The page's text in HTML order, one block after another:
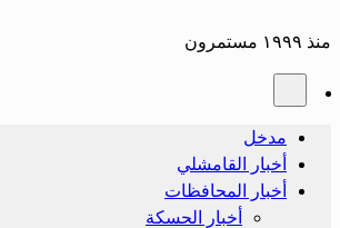
منذ ١٩٩٩ مستمرون
مدخل
أخبار القامشلي
أخبار المحافظات
أخبار الحسكة